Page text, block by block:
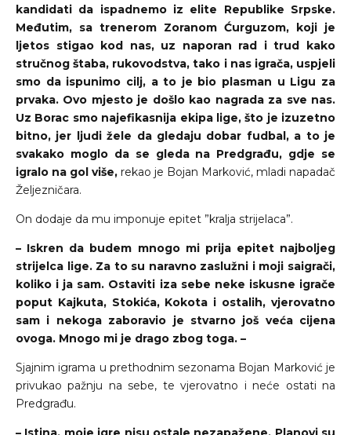
kandidati da ispadnemo iz elite Republike Srpske.
Međutim, sa trenerom Zoranom Ćurguzom, koji je
ljetos stigao kod nas, uz naporan rad i trud kako
stručnog štaba, rukovodstva, tako i nas igrača, uspjeli
smo da ispunimo cilj, a to je bio plasman u Ligu za
prvaka. Ovo mjesto je došlo kao nagrada za sve nas.
Uz Borac smo najefikasnija ekipa lige, što je izuzetno
bitno, jer ljudi žele da gledaju dobar fudbal, a to je
svakako moglo da se gleda na Predgrađu, gdje se
igralo na gol više, rekao je Bojan Marković, mladi napadač
Željezničara.
On dodaje da mu imponuje epitet ”kralja strijelaca”.
– Iskren da budem mnogo mi prija epitet najboljeg
strijelca lige. Za to su naravno zaslužni i moji saigrači,
koliko i ja sam. Ostaviti iza sebe neke iskusne igrače
poput Kajkuta, Stokića, Kokota i ostalih, vjerovatno
sam i nekoga zaboravio je stvarno još veća cijena
ovoga. Mnogo mi je drago zbog toga. –
Sjajnim igrama u prethodnim sezonama Bojan Marković je
privukao pažnju na sebe, te vjerovatno i neće ostati na
Predgrađu.